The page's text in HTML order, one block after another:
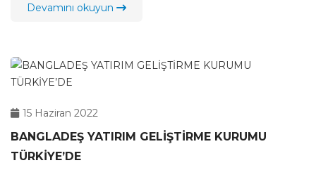
Devamını okuyun
15 Haziran 2022
BANGLADEŞ YATIRIM GELİŞTİRME KURUMU
TÜRKİYE’DE